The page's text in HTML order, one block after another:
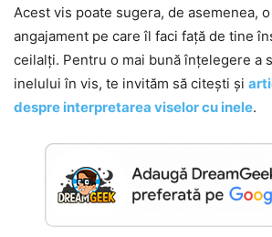
Acest vis poate sugera, de asemenea,
angajament pe care îl faci față de tine
ceilalți. Pentru o mai bună înțelegere a
inelului în vis, te invităm să citești și
despre interpretarea viselor cu inele.